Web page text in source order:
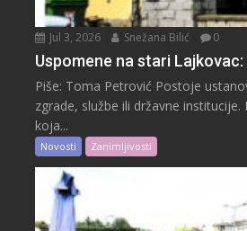
Jul 3, 2026 Snežana Bilić 0
Uspomene na stari Lajkovac:
Piše: Toma Petrović Postoje
zgrade, službe ili državne
koja...
Novosti Zanimljivosti